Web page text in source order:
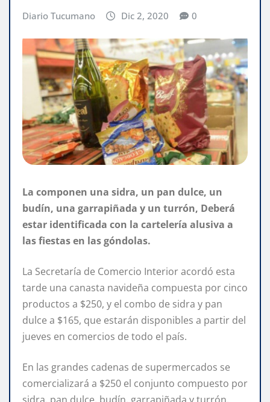
Diario Tucumano Dic 2, 2020 0
La componen una sidra, un pan dulce, un
budín, una garrapiñada y un turrón, Deberá
estar identificada con la cartelería alusiva a
las fiestas en las góndolas.
La Secretaría de Comercio Interior acordó esta
tarde una canasta navideña compuesta por cinco
productos a $250, y el combo de sidra y pan
dulce a $165, que estarán disponibles a partir del
jueves en comercios de todo el país.
En las grandes cadenas de supermercados se
comercializará a $250 el conjunto compuesto por